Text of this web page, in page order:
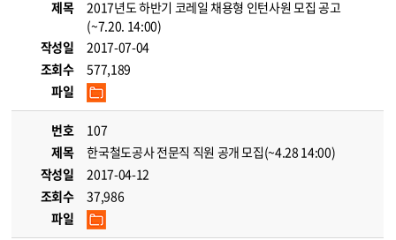
제목
2017년도 하반기 코레일 채용형 인턴사원 모집 공고
(~7.20. 14:00)
작성일
2017-07-04
조회수
577,189
파일
번호
107
제목
한국철도공사 전문직 직원 공개 모집(~4.28 14:00)
작성일
2017-04-12
조회수
37,986
파일